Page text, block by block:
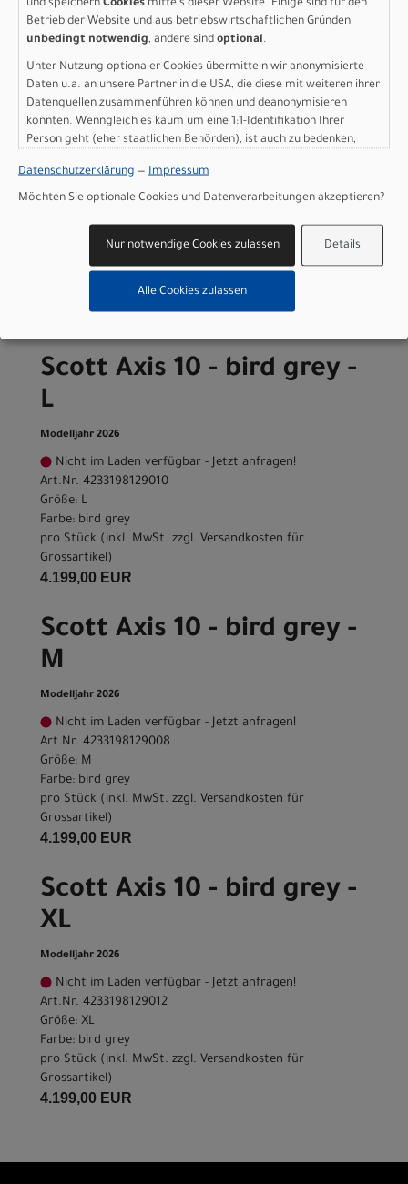
Display: Bosch System Controller, Kiox 300, Mini remote
Gewicht: 28,2 kg
Zulässiges Gesamtgewicht: 160 kg
Herstellerdaten gem. GPSR
Marke SCOTT: Scott Sports AG Niederlassung Deutschland
Gutenbergstrasse 27
85748 Garching-­Hochbrück
+49 (0) 89 898 78 36 ­ 0
Varianten
Scott Axis 10 - bird grey -
L
Modelljahr 2026
Nicht im Laden verfügbar - Jetzt anfragen!
Art.Nr. 4233198129010
Größe: L
Farbe: bird grey
pro Stück (inkl. MwSt. zzgl. Versandkosten für
Grossartikel)
4.199,00 EUR
Scott Axis 10 - bird grey -
M
Modelljahr 2026
Nicht im Laden verfügbar - Jetzt anfragen!
Art.Nr. 4233198129008
Größe: M
Farbe: bird grey
pro Stück (inkl. MwSt. zzgl. Versandkosten für
Grossartikel)
4.199,00 EUR
Scott Axis 10 - bird grey -
XL
Modelljahr 2026
Nicht im Laden verfügbar - Jetzt anfragen!
Art.Nr. 4233198129012
Größe: XL
Farbe: bird grey
pro Stück (inkl. MwSt. zzgl. Versandkosten für
Grossartikel)
4.199,00 EUR
und speichern Cookies mittels dieser Website. Einige sind für den
Betrieb der Website und aus betriebswirtschaftlichen Gründen
unbedingt notwendig, andere sind optional.
Unter Nutzung optionaler Cookies übermitteln wir anonymisierte
Daten u.a. an unsere Partner in die USA, die diese mit weiteren ihrer
Datenquellen zusammenführen können und deanonymisieren
könnten. Wenngleich es kaum um eine 1:1-Identifikation Ihrer
Person geht (eher staatlichen Behörden), ist auch zu bedenken,
sind wie bei uns in der Europäischen Union.
Datenschutzerklärung — Impressum
Möchten Sie optionale Cookies und Datenverarbeitungen akzeptieren?
Details
Nur notwendige Cookies zulassen
Alle Cookies zulassen